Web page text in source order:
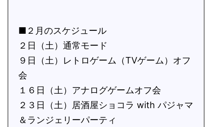
■２月のスケジュール
２日（土）通常モード
９日（土）レトロゲーム（TVゲーム）オフ
会
１６日（土）アナログゲームオフ会
２３日（土）居酒屋ショコラ with パジャマ
＆ランジェリーパーティ